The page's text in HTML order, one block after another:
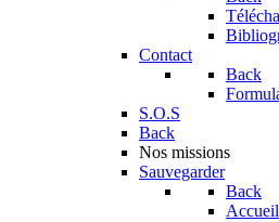
Contact
Back
S.O.S
Back
Nos missions
Sauvegarder
Back